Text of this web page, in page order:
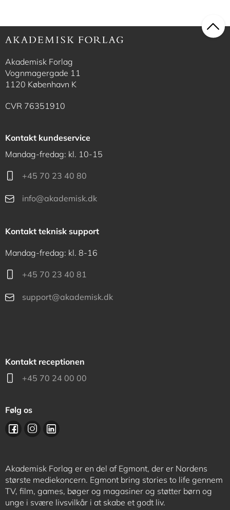
Akademisk Forlag
Vognmagergade 11
1120 København K
CVR 76351910
Kontakt kundeservice
Mandag-fredag: kl. 10-15
+45 70 23 40 80
info@akademisk.dk
Kontakt teknisk support
Mandag-fredag: kl. 8-16
+45 70 23 40 81
support@akademisk.dk
Kontakt receptionen
+45 70 24 00 00
Følg os
Akademisk Forlag er en del af Egmont, der er Nordens
største mediekoncern. Egmont bring stories to life gennem
TV, film, games, bøger og magasiner og støtter børn og
unge i svære livsvilkår i at skabe et godt liv.